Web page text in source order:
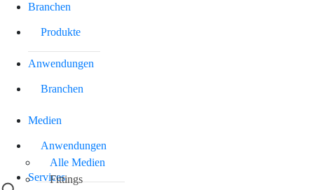
Branchen
Anwendungen
Medien
Alle Medien
Fittings
Services
Produkte
Branchen
Anwendungen